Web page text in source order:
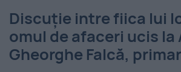
Discuție intre fiica lui
omul de afaceri ucis la
Gheorghe Falcă,